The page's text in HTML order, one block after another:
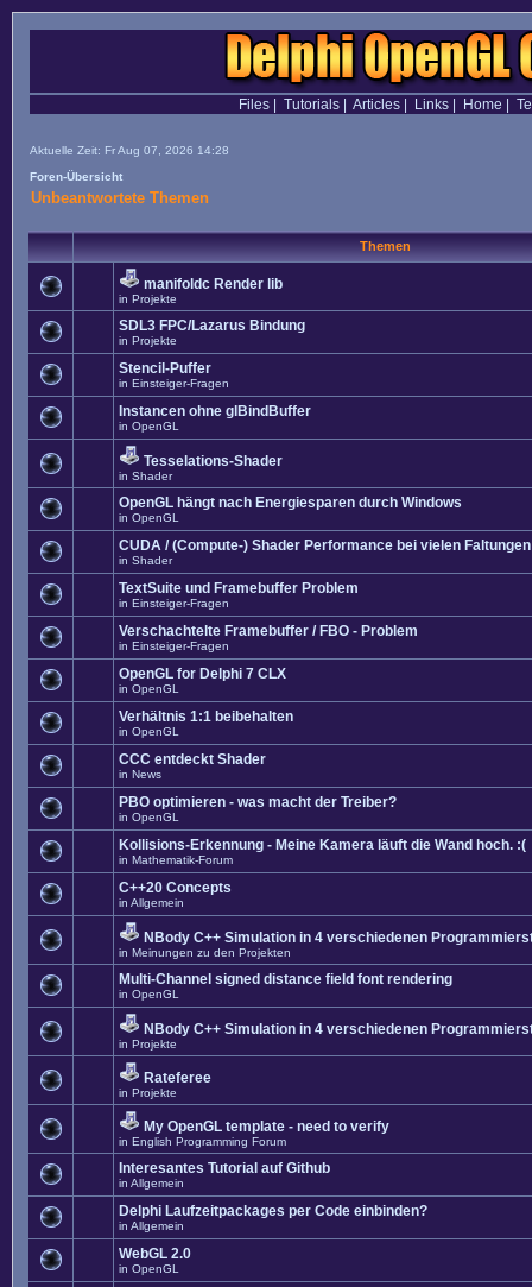
Files| Tutorials| Articles| Links| Home
Aktuelle Zeit: Fr Aug 07, 2026 14:28
Foren-Übersicht
Unbeantwortete Themen
Themen
manifoldc Render lib
in Projekte
SDL3 FPC/Lazarus Bindung
in Projekte
Stencil-Puffer
in Einsteiger-Fragen
Instancen ohne glBindBuffer
in OpenGL
Tesselations-Shader
in Shader
OpenGL hängt nach Energiesparen durch Windows
in OpenGL
CUDA / (Compute-) Shader Performance bei vielen Faltungen
in Shader
TextSuite und Framebuffer Problem
in Einsteiger-Fragen
Verschachtelte Framebuffer / FBO - Problem
in Einsteiger-Fragen
OpenGL for Delphi 7 CLX
in OpenGL
Verhältnis 1:1 beibehalten
in OpenGL
CCC entdeckt Shader
in News
PBO optimieren - was macht der Treiber?
in OpenGL
Kollisions-Erkennung - Meine Kamera läuft die Wand hoch. :(
in Mathematik-Forum
C++20 Concepts
in Allgemein
NBody C++ Simulation in 4 verschiedenen
in Meinungen zu den Projekten
Multi-Channel signed distance field font rendering
in OpenGL
NBody C++ Simulation in 4 verschiedenen
in Projekte
Rateferee
in Projekte
My OpenGL template - need to verify
in English Programming Forum
Interesantes Tutorial auf Github
in Allgemein
Delphi Laufzeitpackages per Code einbinden?
in Allgemein
WebGL 2.0
in OpenGL